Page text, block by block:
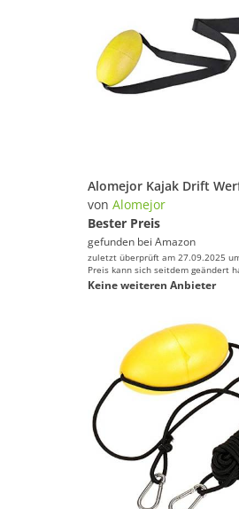
von Alomejor
Bester Preis
gefunden bei Amazon
zuletzt überprüft am 27.09.2025
Preis kann sich seitdem geändert
Keine weiteren Anbieter